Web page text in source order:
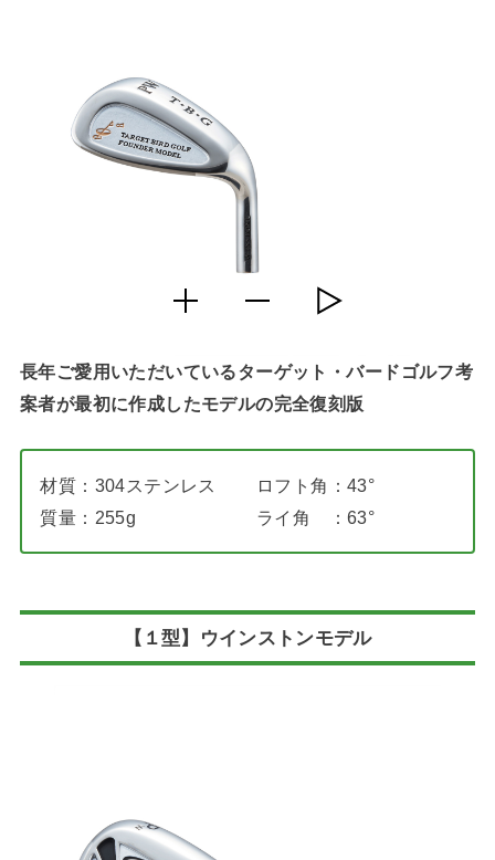
長年ご愛用いただいているターゲット・バードゴルフ考
案者が最初に作成したモデルの完全復刻版
材質：304ステンレス
質量：255g
ロフト角：43°
ライ角 ：63°
【１型】ウインストンモデル